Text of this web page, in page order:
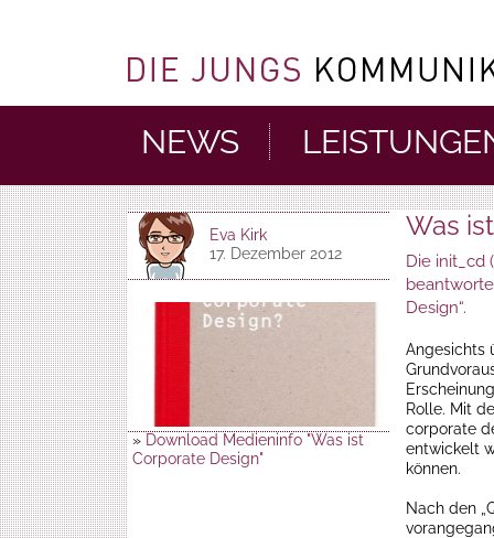
NEWS
Eva Kirk
17. Dezember 2012
» Download Medieninfo "Was ist
Corporate Design"
Was
Die init_cd
Design“.
Angesichts
Rolle. Mit
corporate
entwickelt
können.
Nach den